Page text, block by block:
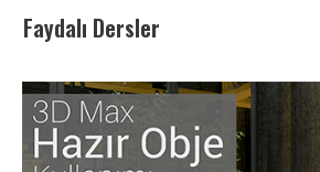
Faydalı Dersler